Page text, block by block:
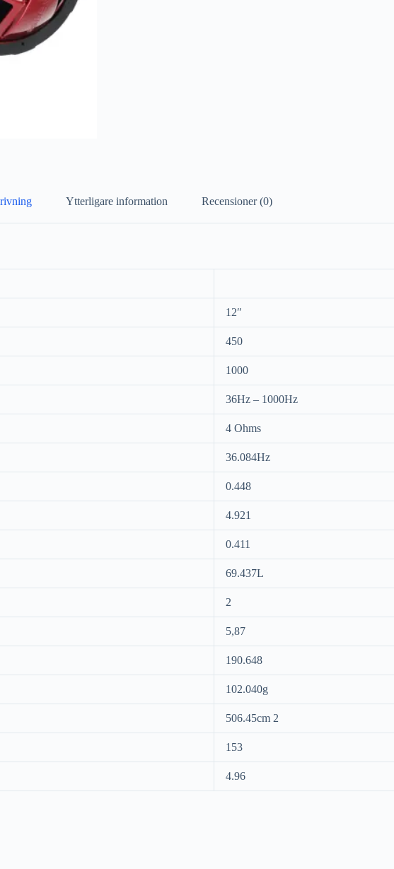
Ytterligare information Recensioner (0)
12″
450
1000
36Hz – 1000Hz
4 Ohms
36.084Hz
0.448
4.921
0.411
69.437L
2
5,87
190.648
102.040g
506.45cm 2
153
4.96